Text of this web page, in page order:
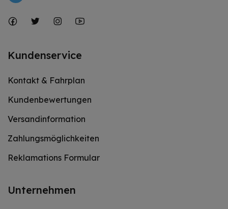
Kundenservice
Kontakt & Fahrplan
Kundenbewertungen
Versandinformation
Zahlungsmöglichkeiten
Reklamations Formular
Unternehmen